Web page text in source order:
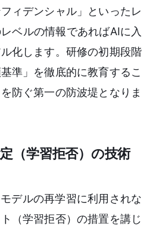
ィデンシャル」といったレ
ベルの情報であればAIに入
化します。研修の初期段階
準」を徹底的に教育するこ
防ぐ第一の防波堤となりま
（学習拒否）の技術
デルの再学習に利用されな
（学習拒否）の措置を講じ